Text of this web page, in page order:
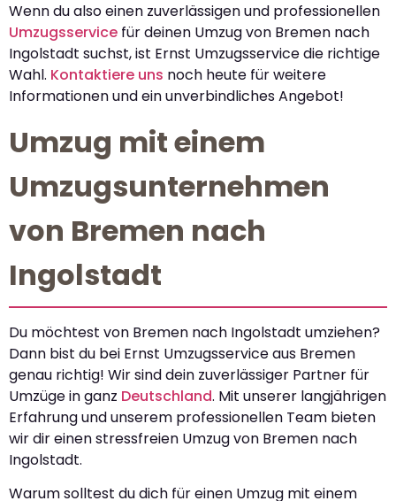
Wenn du also einen zuverlässigen und professionellen
Umzugsservice für deinen Umzug von Bremen nach
Ingolstadt suchst, ist Ernst Umzugsservice die richtige
Wahl. Kontaktiere uns noch heute für weitere
Informationen und ein unverbindliches Angebot!
Umzug mit einem
Umzugsunternehmen
von Bremen nach
Ingolstadt
Du möchtest von Bremen nach Ingolstadt umziehen?
Dann bist du bei Ernst Umzugsservice aus Bremen
genau richtig! Wir sind dein zuverlässiger Partner für
Umzüge in ganz Deutschland. Mit unserer langjährigen
Erfahrung und unserem professionellen Team bieten
wir dir einen stressfreien Umzug von Bremen nach
Ingolstadt.
Warum solltest du dich für einen Umzug mit einem